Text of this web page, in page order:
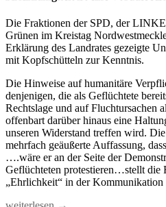
Die Fraktionen der SPD, der
Grünen im Kreistag
Erklärung des Landrates gezeigte
mit Kopfschütteln zur Kenntnis.
Die Hinweise auf humanitäre
denjenigen, die als Geflüchtete
Rechtslage und auf Fluchtursachen
offenbart darüber hinaus eine
unseren Widerstand treffen wird.
mehrfach geäußerte Auffassung,
….wäre er an der Seite der
Geflüchteten protestieren…stellt die
„Ehrlichkeit“ in der Kommunikation